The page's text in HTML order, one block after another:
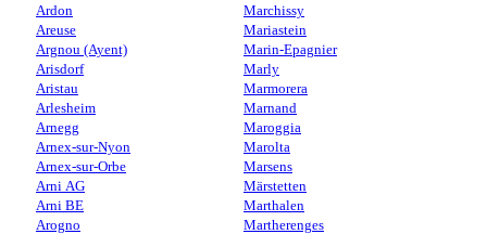
Ardon
Areuse
Argnou (Ayent)
Arisdorf
Aristau
Arlesheim
Arnegg
Arnex-sur-Nyon
Arnex-sur-Orbe
Arni AG
Arni BE
Arogno
Marchissy
Mariastein
Marin-Epagnier
Marly
Marmorera
Marnand
Maroggia
Marolta
Marsens
Märstetten
Marthalen
Martherenges